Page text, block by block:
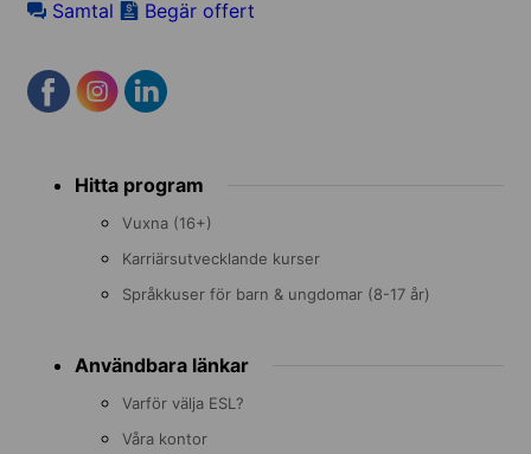
Samtal Begär offert
menu Hitta program
Vuxna (16+)
Karriärsutvecklande kurser
Språkkuser för barn & ungdomar (8-17 år)
Användbara länkar
Varför välja ESL?
Våra kontor